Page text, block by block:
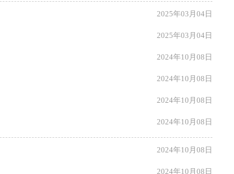
2025年03月04日
2025年03月04日
2024年10月08日
2024年10月08日
2024年10月08日
2024年10月08日
2024年10月08日
2024年10月08日